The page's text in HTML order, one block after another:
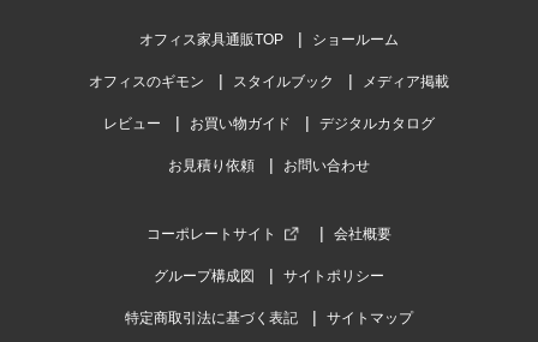
オフィス家具通販TOP ショールーム
オフィスのギモン スタイルブック メディア掲載
レビュー お買い物ガイド デジタルカタログ
お見積り依頼 お問い合わせ
コーポレートサイト 会社概要
グループ構成図 サイトポリシー
特定商取引法に基づく表記 サイトマップ